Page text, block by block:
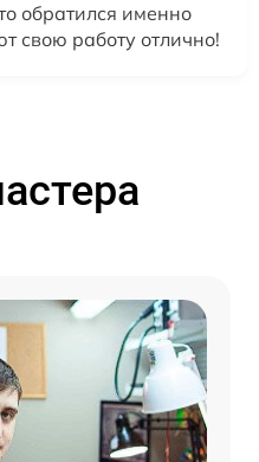
обратился именно
свою работу отлично!